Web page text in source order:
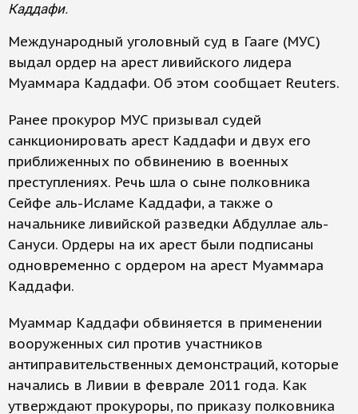
Каддафи.
Международный уголовный суд в Гааге (МУС)
выдал ордер на арест ливийского лидера
Муаммара Каддафи. Об этом сообщает Reuters.
Ранее прокурор МУС призывал судей
санкционировать арест Каддафи и двух его
приближенных по обвинению в военных
преступлениях. Речь шла о сыне полковника
Сейфе аль-Исламе Каддафи, а также о
начальнике ливийской разведки Абдуллае аль-
Сануси. Ордеры на их арест были подписаны
одновременно с ордером на арест Муаммара
Каддафи.
Муаммар Каддафи обвиняется в применении
вооруженных сил против участников
антиправительственных демонстраций, которые
начались в Ливии в феврале 2011 года. Как
утверждают прокуроры, по приказу полковника